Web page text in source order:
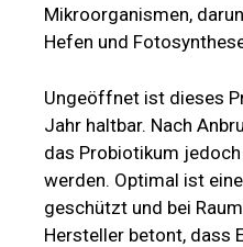
Mikroorganismen,
Hefen und
Ungeöffnet ist dieses
Jahr haltbar. Nach
das Probiotikum
werden. Optimal ist
geschützt und bei
Hersteller betont, dass